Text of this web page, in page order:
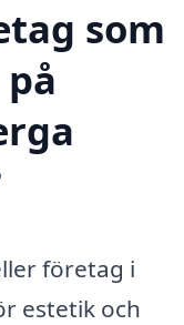
som
företag i
estetik och